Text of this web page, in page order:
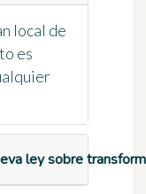
local de
es
ley sobre